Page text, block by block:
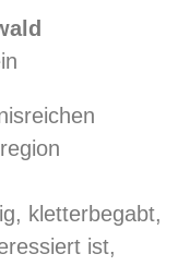
kletterbegabt,
ist,